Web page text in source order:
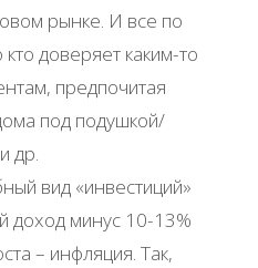
рынке. И все по
доверяет каким-то
предпочитая
под подушкой/
др.
вид «инвестиций»
доход минус 10-13%
– инфляция. Так,